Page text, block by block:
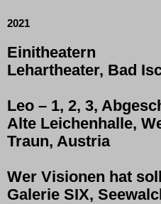
2021
Einitheatern
Lehartheater, Bad
Leo – 1, 2, 3,
Alte Leichenhalle,
Traun, Austria
Wer Visionen hat
Galerie SIX,